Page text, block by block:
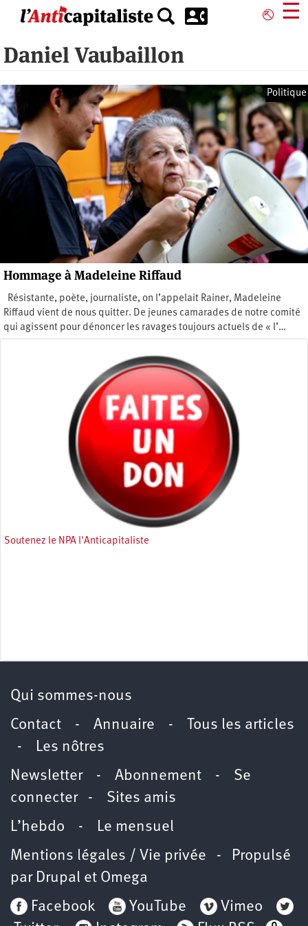
principal
⎋ ☰
Daniel Vaubaillon
Politique
Hommage à Madeleine Riffaud
Résistante, poète, journaliste, on l’appelait Rainer, Madeleine
Riffaud vient de nous quitter. De jeunes camarades de notre comité
qui agissent pour dénoncer les ravages toujours actuels de « l’…
Soutenez le NPA l'Anticapitaliste
Qui sommes-nous
Contact - Annuaire -
Tous les articles
- Les nôtres
Newsletter- Abonnement - Se
connecter- Sites amis
L’hebdo - Le mensuel
Mentions légales / Vie privée - Propulsé
par Drupal et Omega
Facebook
YouTube
Vimeo